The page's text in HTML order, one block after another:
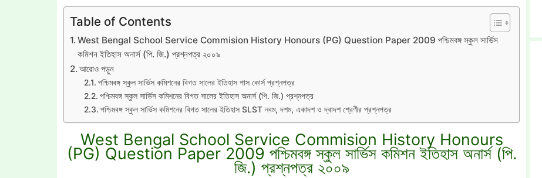
Table of Contents
West Bengal School Service Commision History Honours (PG) Question Paper 2009 পশ্চিমবঙ্গ স্কুল সার্ভিস
কমিশন ইতিহাস অনার্স (পি. জি.) প্রশ্নপত্র ২০০৯
আরোও পড়ুন
পশ্চিমবঙ্গ স্কুল সার্ভিস কমিশনের বিগত সালের ইতিহাস পাস কোর্স প্রশ্নপত্র
পশ্চিমবঙ্গ স্কুল সার্ভিস কমিশনের বিগত সালের ইতিহাস অনার্স (পি. জি.) প্রশ্নপত্র
পশ্চিমবঙ্গ স্কুল সার্ভিস কমিশনের বিগত সালের ইতিহাস SLST নবম, দশম, একাদশ ও দ্বাদশ শ্রেণীর প্রশ্নপত্র
West Bengal School Service Commision History Honours
(PG) Question Paper 2009 পশ্চিমবঙ্গ স্কুল সার্ভিস কমিশন ইতিহাস অনার্স (পি.
জি.) প্রশ্নপত্র ২০০৯